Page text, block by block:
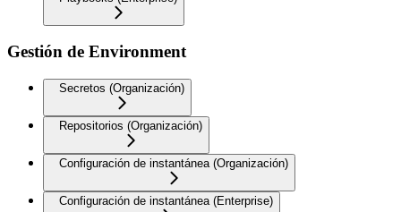
Gestión de Environment
Secretos (Organización)
Repositorios (Organización)
Configuración de instantánea (Organización)
Configuración de instantánea (Enterprise)